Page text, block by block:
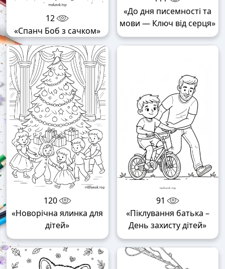
12
«Спанч Боб з сачком»
«До дня писемності та
мови — Ключ від серця»
120
«Новорічна ялинка для
дітей»
91
«Піклування батька –
День захисту дітей»